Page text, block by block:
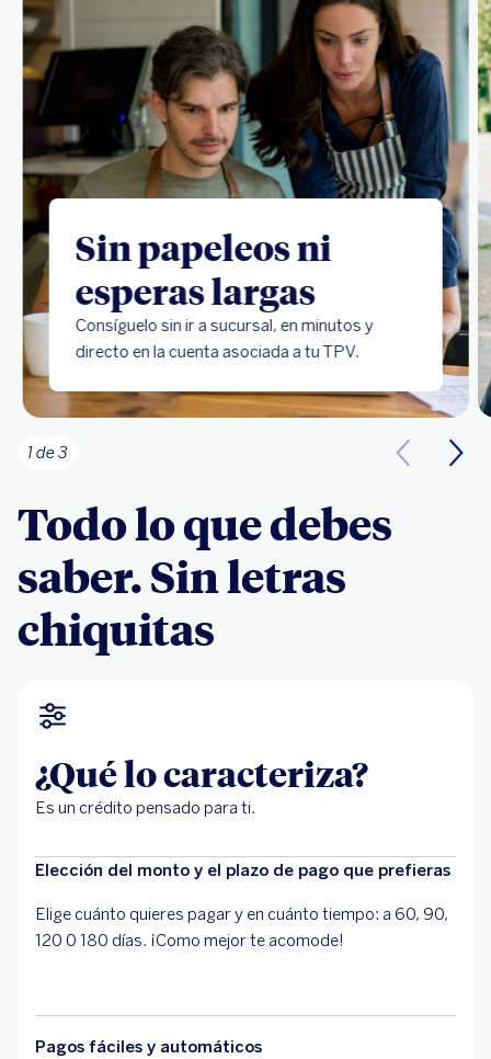
Sin papeleos ni
esperas largas
Consíguelo sin ir a sucursal, en minutos y
directo en la cuenta asociada a tu TPV.
1 de 3
Todo lo que debes
saber. Sin letras
chiquitas
¿Qué lo caracteriza?
Es un crédito pensado para ti.
Elección del monto y el plazo de pago que prefieras
Elige cuánto quieres pagar y en cuánto tiempo: a 60, 90,
120 0 180 días. ¡Como mejor te acomode!
Pagos fáciles y automáticos